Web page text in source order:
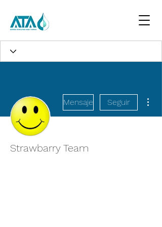
Mensaje Seguir
Strawbarry Team